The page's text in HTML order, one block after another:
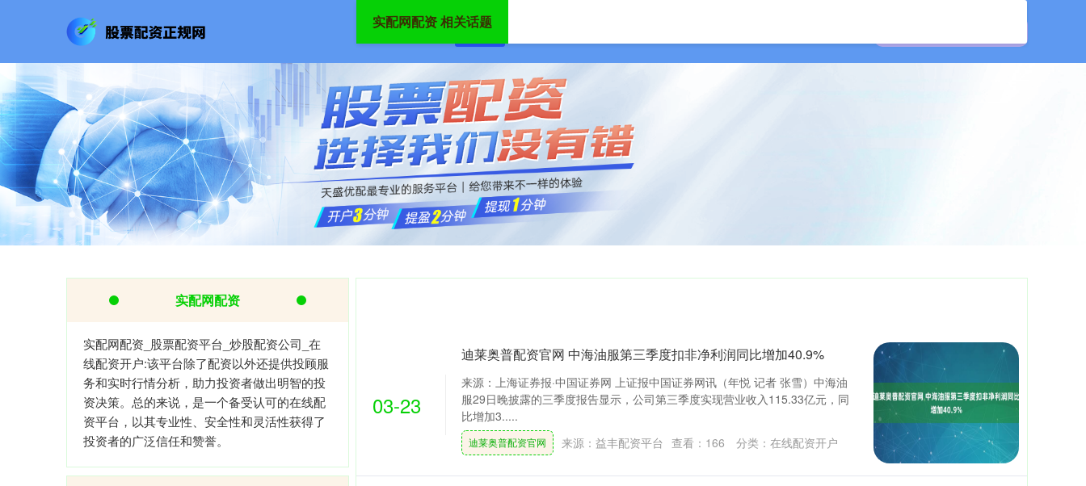
首页
实配网配资 相关话题
03-23
迪莱奥普配资官网 中海油服第三季度扣非净利润同比增加40.9%
来源：上海证券报·中国证券网 上证报中国证券网讯（年悦 记者 张雪）中海油
服29日晚披露的三季度报告显示，公司第三季度实现营业收入115.33亿元，同
比增加3.....
迪莱奥普配资官网 来源：益丰配资平台 查看： 166 分类： 在线配资开户
实配网配资
实配网配资_股票配资平台_炒股配资公司_在
线配资开户:该平台除了配资以外还提供投顾服
务和实时行情分析，助力投资者做出明智的投
资决策。总的来说，是一个备受认可的在线配
资平台，以其专业性、安全性和灵活性获得了
投资者的广泛信任和赞誉。